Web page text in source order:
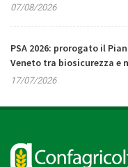
07/08/2026
PSA 2026: prorogato il
Veneto tra biosicurezza e
17/07/2026